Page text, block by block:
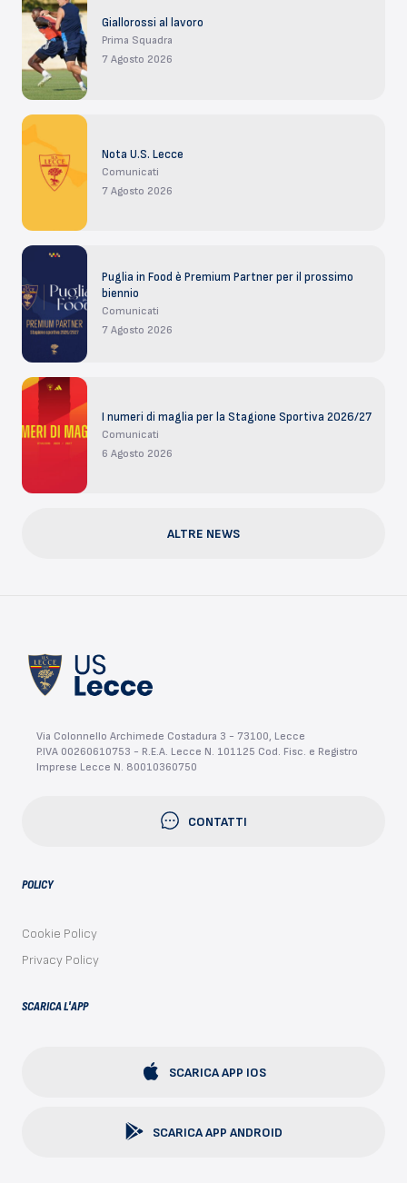
Giallorossi al lavoro
Prima Squadra
7 Agosto 2026
Nota U.S. Lecce
Comunicati
7 Agosto 2026
Puglia in Food è Premium Partner per il prossimo
biennio
Comunicati
7 Agosto 2026
I numeri di maglia per la Stagione Sportiva 2026/27
Comunicati
6 Agosto 2026
ALTRE NEWS
Via Colonnello Archimede Costadura 3 - 73100, Lecce
P.IVA 00260610753 - R.E.A. Lecce N. 101125 Cod. Fisc. e Registro
Imprese Lecce N. 80010360750
CONTATTI
POLICY
Cookie Policy
Privacy Policy
SCARICA L'APP
SCARICA APP IOS
SCARICA APP ANDROID